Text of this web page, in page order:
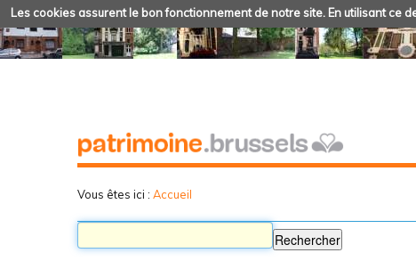
Les cookies assurent le bon fonctionnement de notre site. En utilisant ce
Vous êtes ici : Accueil